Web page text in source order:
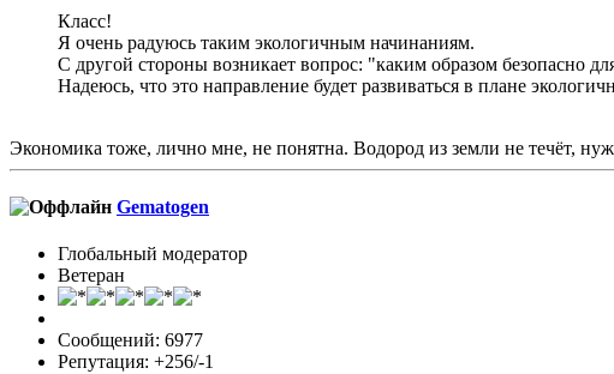
Класс!
Я очень радуюсь таким экологичным начинаниям.
С другой стороны возникает вопрос: "каким образом безопасно
Надеюсь, что это направление будет развиваться в плане
Экономика тоже, лично мне, не понятна. Водород из земли не течёт,
Gematogen
Глобальный модератор
Ветеран
Сообщений: 6977
Репутация: +256/-1